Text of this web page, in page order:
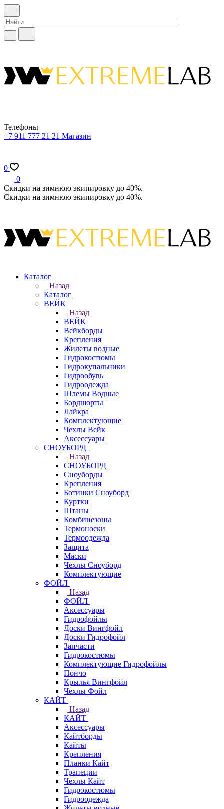
Телефоны
+7 911 777 21 21 Магазин
0
0
Скидки на зимнюю экипировку до 40%.
Скидки на зимнюю экипировку до 40%.
Каталог
Назад
Каталог
ВЕЙК
Назад
ВЕЙК
Вейкборды
Крепления
Жилеты водные
Гидрокостюмы
Гидрокупальники
Гидрообувь
Гидроодежда
Шлемы Водные
Бордшорты
Лайкра
Комплектующие
Чехлы Вейк
Аксессуары
СНОУБОРД
Назад
СНОУБОРД
Сноуборды
Крепления
Ботинки Сноуборд
Куртки
Штаны
Комбинезоны
Термоноски
Термоодежда
Защита
Маски
Чехлы Сноуборд
Комплектующие
ФОЙЛ
Назад
ФОЙЛ
Аксессуары
Гидрофойлы
Доски Вингфойл
Доски Гидрофойл
Запчасти
Гидрокостюмы
Комплектующие Гидрофойлы
Пончо
Крылья Вингфойл
Чехлы Фойл
КАЙТ
Назад
КАЙТ
Аксессуары
Кайтборды
Кайты
Крепления
Планки Кайт
Трапеции
Чехлы Кайт
Гидрокостюмы
Гидроодежда